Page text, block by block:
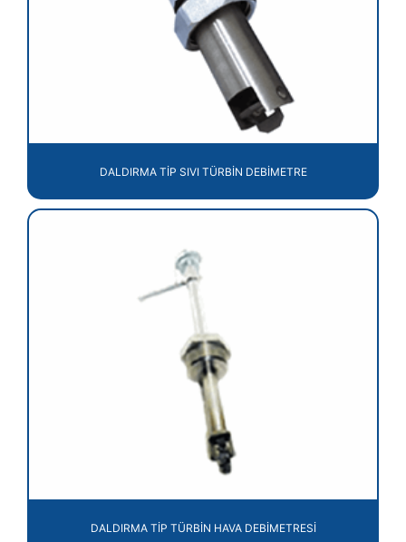
DALDIRMA TİP SIVI TÜRBİN DEBİMETRE
DALDIRMA TİP TÜRBİN HAVA DEBİMETRESİ